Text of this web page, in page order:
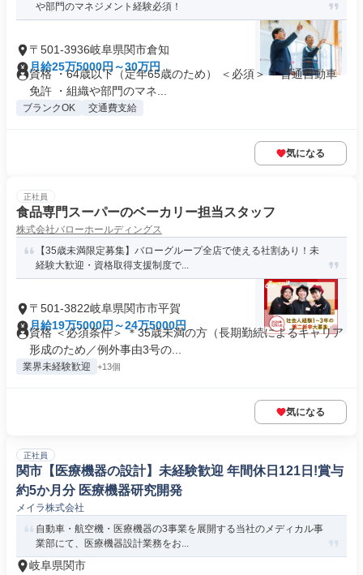
や部門のマネジメント経験必須！
〒501-3936岐阜県関市倉知
月給25万5000円～30万円
資格 ・64歳以下（定年65歳のため） ＜必須＞ ・普通自動車
免許 ・組織や部門のマネ...
ブランクOK 交通費支給
気になる
正社員
食品専門スーパーのベーカリー担当スタッフ
株式会社バローホールディングス
【35歳未満限定募集】バローグループ全店で使える社割あり！未
経験大歓迎・資格取得支援制度で...
〒501-3822岐阜県関市市平賀
月給19万5000円～24万5000円
資格 ＜必須条件＞ ＊35歳未満の方（長期勤続によるキャリア
形成のため／例外事由3号の...
業界未経験歓迎 +13個
気になる
正社員
関市【医療機器の設計】未経験歓迎 年間休日121日!賞与
約5か月分 医療機器研究開発
メイラ株式会社
自動車・航空機・医療機器の3事業を展開する当社のメディカル事
業部にて、医療機器設計業務をお...
岐阜県関市